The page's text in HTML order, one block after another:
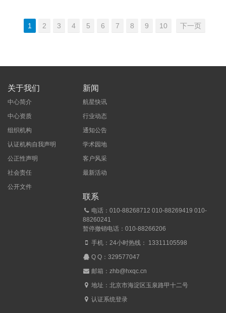
1 2 3 4 5 6 7 8 9 10 下一页
关于我们
中心简介
中心资质
组织机构
认证机构自我声明
公正性声明
社会责任
公开文件
新闻
航星快讯
行业动态
通知公告
学术园地
客户风采
最新活动
联系
电话：010-88268712 010-88269419 010-
88260241
暂停撤销电话：010-88266206
手机：24小时热线： 13311105598
Q Q：329577047
邮箱：zhb@hxqc.cn
地址：北京市海淀区玉泉路甲十二号
认证系统登录